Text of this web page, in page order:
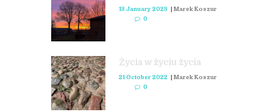
13 January 2023 | Marek Koszur
0
Życia w życiu życia
21 October 2022
Marek Koszur
0